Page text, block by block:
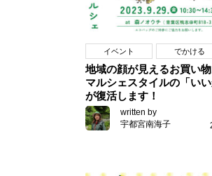
イベント でかける
地域の顔が見えるお買い物
マルシェスタイルの「いい
が復活します！
written by
宇都宮南海子